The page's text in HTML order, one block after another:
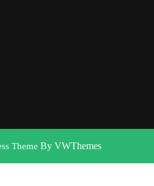
Theme By VWThemes